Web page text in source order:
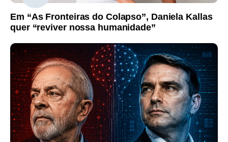
Em “As Fronteiras do Colapso”, Daniela Kallas
quer “reviver nossa humanidade”